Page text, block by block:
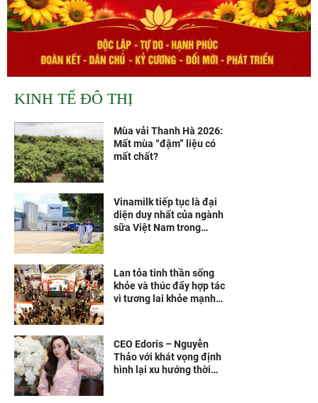
KINH TẾ ĐÔ THỊ
Mùa vải Thanh Hà 2026:
Mất mùa “đậm” liệu có
mất chất?
Vinamilk tiếp tục là đại
diện duy nhất của ngành
sữa Việt Nam trong
Lan tỏa tinh thần sống
khỏe và thúc đẩy hợp tác
vì tương lai khỏe mạnh
CEO Edoris – Nguyễn
Thảo với khát vọng định
hình lại xu hướng thời